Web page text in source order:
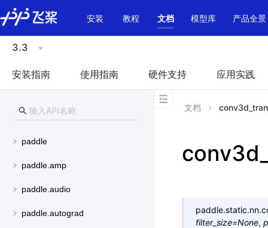
\u200E
安装
教程 文档 模型库 产品全景
3.3
安装指南 使用指南 硬件支持 应用实践
paddle
paddle.amp
paddle.audio
paddle.autograd
文档
paddle.static.nn.
filter_size=None,